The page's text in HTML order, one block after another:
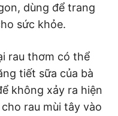
dùng để trang
sức khỏe.
rau thơm có thể
tiết sữa của bà
không xảy ra hiện
rau mùi tây vào